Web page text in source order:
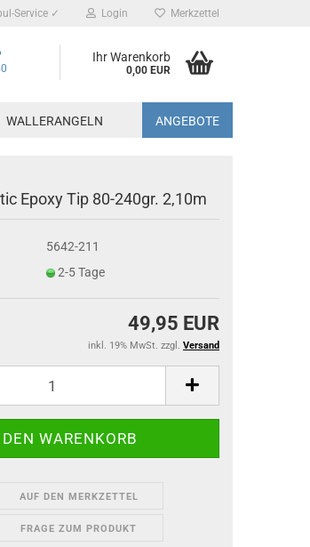
Service ✓ Login Merkzettel
Ihr Warenkorb
0,00 EUR
WALLERANGELN ANGEBOTE
Epoxy Tip 80-240gr. 2,10m
5642-211
2-5 Tage
49,95 EUR
inkl. 19% MwSt. zzgl. Versand
AUF DEN MERKZETTEL
FRAGE ZUM PRODUKT